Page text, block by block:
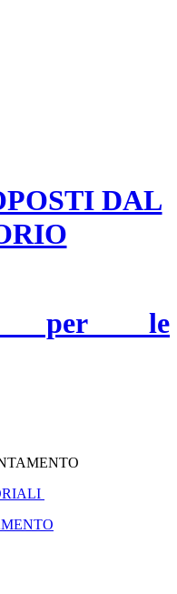
DAL
per le